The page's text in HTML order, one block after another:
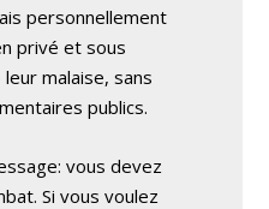
personnellement
privé et sous
malaise, sans
publics.
vous devez
Si vous voulez